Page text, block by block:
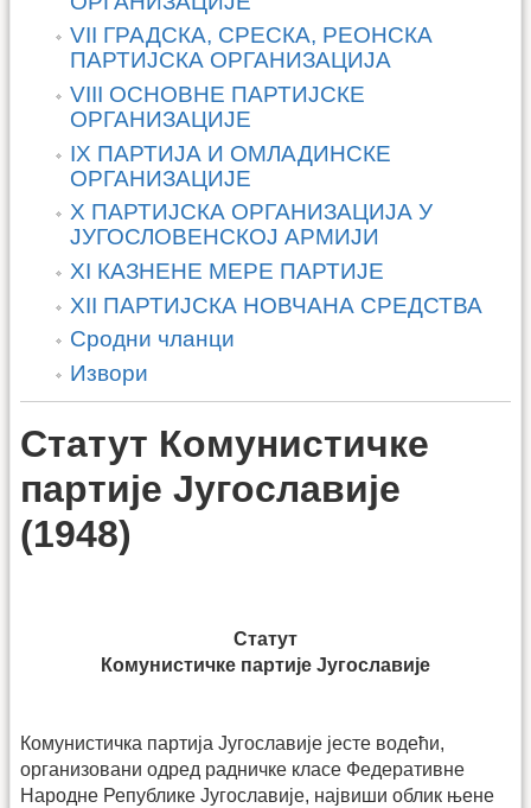
VII ГРАДСКА, СРЕСКА, РЕОНСКА
ПАРТИЈСКА ОРГАНИЗАЦИЈА
VIII ОСНОВНЕ ПАРТИЈСКЕ
ОРГАНИЗАЦИЈЕ
IX ПАРТИЈА И ОМЛАДИНСКЕ
ОРГАНИЗАЦИЈЕ
X ПАРТИЈСКА ОРГАНИЗАЦИЈА У
ЈУГОСЛОВЕНСКОЈ АРМИЈИ
XI КАЗНЕНЕ МЕРЕ ПАРТИЈЕ
XII ПАРТИЈСКА НОВЧАНА СРЕДСТВА
Сродни чланци
Извори
Статут Комунистичке
партије Југославије
(1948)
Статут
Комунистичке партије Југославије
Комунистичка партија Југославије јесте водећи,
организовани одред радничке класе Федеративне
Народне Републике Југославије, највиши облик њене